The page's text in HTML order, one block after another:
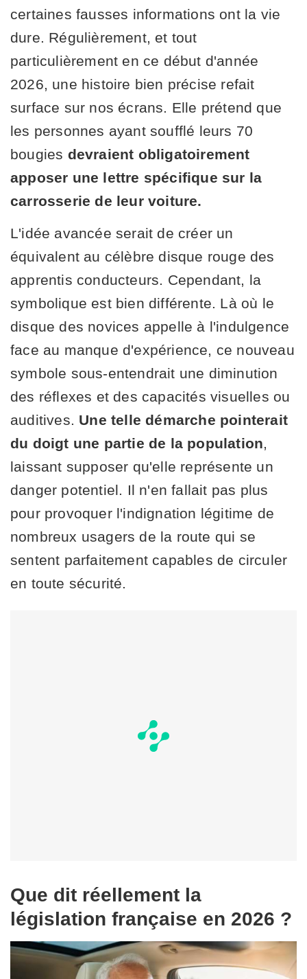
certaines fausses informations ont la vie
dure. Régulièrement, et tout
particulièrement en ce début d'année
2026, une histoire bien précise refait
surface sur nos écrans. Elle prétend que
les personnes ayant soufflé leurs 70
bougies devraient obligatoirement
apposer une lettre spécifique sur la
carrosserie de leur voiture.
L'idée avancée serait de créer un
équivalent au célèbre disque rouge des
apprentis conducteurs. Cependant, la
symbolique est bien différente. Là où le
disque des novices appelle à l'indulgence
face au manque d'expérience, ce nouveau
symbole sous-entendrait une diminution
des réflexes et des capacités visuelles ou
auditives. Une telle démarche pointerait
du doigt une partie de la population,
laissant supposer qu'elle représente un
danger potentiel. Il n'en fallait pas plus
pour provoquer l'indignation légitime de
nombreux usagers de la route qui se
sentent parfaitement capables de circuler
en toute sécurité.
Que dit réellement la
législation française en 2026 ?